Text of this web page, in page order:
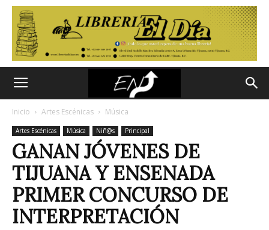
Inicio Artes Escénicas Música
Artes Escénicas Música Niñ@s Principal
GANAN JÓVENES DE
TIJUANA Y ENSENADA
PRIMER CONCURSO DE
INTERPRETACIÓN